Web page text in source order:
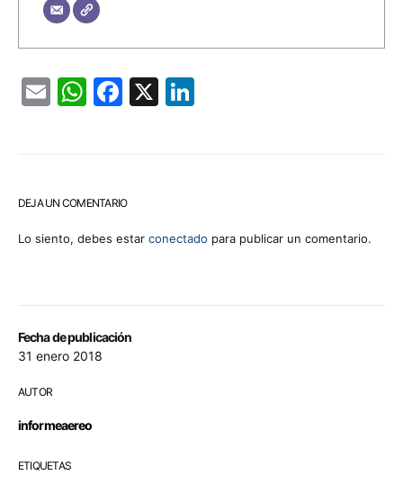
Fecha de publicación
31 enero 2018
AUTOR
informeaereo
ETIQUETAS
EmailWhatsApp
Facebook
X
DEJA UN COMENTARIO
Lo siento, debes estar conectado para publicar un comentario.